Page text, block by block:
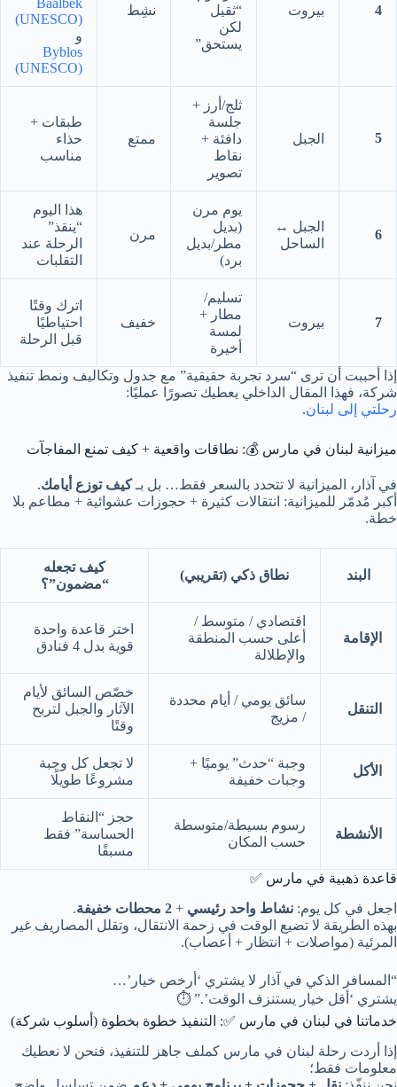
4 بيروت
“ثقيل
لكن
يستحق”
نشِط
Baalbek
(UNESCO)
و
Byblos
(UNESCO)
5 الجبل
ثلج/أرز +
جلسة
دافئة +
نقاط
تصوير
ممتع
طبقات +
حذاء
مناسب
6
الجبل ↔
الساحل
يوم مرن
(بديل
مطر/بديل
برد)
مرن
هذا اليوم
“ينقذ”
الرحلة عند
التقلبات
7 بيروت
تسليم/
مطار +
لمسة
أخيرة
خفيف
اترك وقتًا
احتياطيًا
قبل الرحلة
إذا أحببت أن ترى “سرد تجربة حقيقية” مع جدول وتكاليف ونمط تنفيذ
شركة، فهذا المقال الداخلي يعطيك تصورًا عمليًا:
رحلتي إلى لبنان.
ميزانية لبنان في مارس 💰: نطاقات واقعية + كيف تمنع المفاجآت
في آذار، الميزانية لا تتحدد بالسعر فقط… بل بـكيف توزع أيامك.
أكبر مُدمّر للميزانية: انتقالات كثيرة + حجوزات عشوائية + مطاعم بلا
خطة.
البند نطاق ذكي (تقريبي)
كيف تجعله
“مضمون”؟
الإقامة
اقتصادي / متوسط /
أعلى حسب المنطقة
والإطلالة
اختر قاعدة واحدة
قوية بدل 4 فنادق
التنقل
سائق يومي / أيام محددة
/ مزيج
خصّص السائق لأيام
الآثار والجبل لتربح
وقتًا
الأكل
وجبة “حدث” يوميًا +
وجبات خفيفة
لا تجعل كل وجبة
مشروعًا طويلًا
الأنشطة
رسوم بسيطة/متوسطة
حسب المكان
حجز “النقاط
الحساسة” فقط
مسبقًا
قاعدة ذهبية في مارس ✅
اجعل في كل يوم: نشاط واحد رئيسي + 2 محطات خفيفة
.
بهذه الطريقة لا تضيع الوقت في زحمة الانتقال، وتقلل المصاريف غير
المرئية (مواصلات + انتظار + أعصاب).
“المسافر الذكي في آذار لا يشتري ‘أرخص خيار’…
يشتري ‘أقل خيار يستنزف الوقت’.” ⏱️
خدماتنا في لبنان في مارس ✅: التنفيذ خطوة بخطوة (أسلوب شركة)
إذا أردت رحلة لبنان في مارس كملف جاهز للتنفيذ، فنحن لا نعطيك
معلومات فقط؛